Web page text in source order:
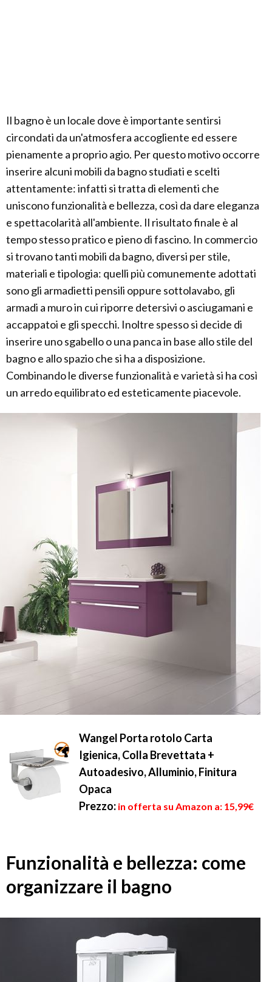
Il bagno è un locale dove è importante sentirsi
circondati da un'atmosfera accogliente ed essere
pienamente a proprio agio. Per questo motivo occorre
inserire alcuni mobili da bagno studiati e scelti
attentamente: infatti si tratta di elementi che
uniscono funzionalità e bellezza, così da dare eleganza
e spettacolarità all'ambiente. Il risultato finale è al
tempo stesso pratico e pieno di fascino. In commercio
si trovano tanti mobili da bagno, diversi per stile,
materiali e tipologia: quelli più comunemente adottati
sono gli armadietti pensili oppure sottolavabo, gli
armadi a muro in cui riporre detersivi o asciugamani e
accappatoi e gli specchi. Inoltre spesso si decide di
inserire uno sgabello o una panca in base allo stile del
bagno e allo spazio che si ha a disposizione.
Combinando le diverse funzionalità e varietà si ha così
un arredo equilibrato ed esteticamente piacevole.
Wangel Porta rotolo Carta
Igienica, Colla Brevettata +
Autoadesivo, Alluminio, Finitura
Opaca
Prezzo: in offerta su Amazon a: 15,99€
Funzionalità e bellezza: come
organizzare il bagno